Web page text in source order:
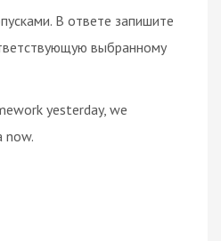
В ответе запишите
выбранному
yesterday, we
now.